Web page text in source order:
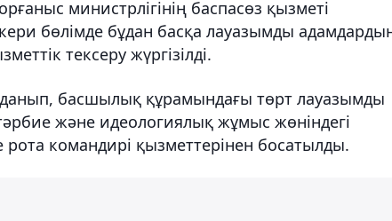
министрлігінің баспасөз қызметі
бөлімде бұдан басқа лауазымды
тексеру жүргізілді.
басшылық құрамындағы төрт лауазымды
және идеологиялық жұмыс жөніндегі
командирі қызметтерінен босатылды.